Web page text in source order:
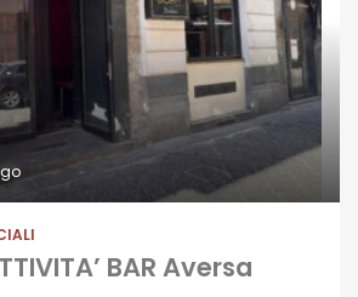
BAR Aversa